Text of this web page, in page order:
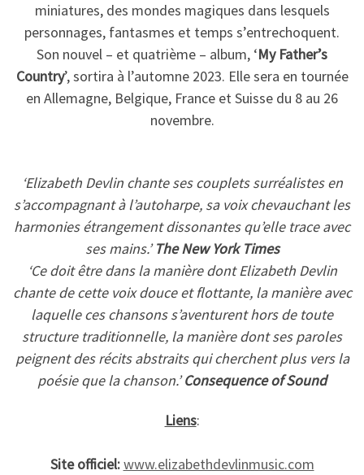
miniatures, des mondes magiques dans lesquels
personnages, fantasmes et temps s’entrechoquent.
Son nouvel – et quatrième – album, ‘My Father’s
Country’, sortira à l’automne 2023. Elle sera en tournée
en Allemagne, Belgique, France et Suisse du 8 au 26
novembre.
‘Elizabeth Devlin chante ses couplets surréalistes en
s’accompagnant à l’autoharpe, sa voix chevauchant les
harmonies étrangement dissonantes qu’elle trace avec
ses mains.’The New York Times
‘Ce doit être dans la manière dont Elizabeth Devlin
chante de cette voix douce et flottante, la manière avec
laquelle ces chansons s’aventurent hors de toute
structure traditionnelle, la manière dont ses paroles
peignent des récits abstraits qui cherchent plus vers la
poésie que la chanson.’Consequence of Sound
Liens:
Site officiel:www.elizabethdevlinmusic.com